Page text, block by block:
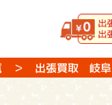
＞ 出張買取 岐阜